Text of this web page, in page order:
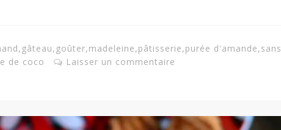
, gâteau, goûter,madeleine,pâtisserie,purée d'amande,sans
de coco Laisser un commentaire